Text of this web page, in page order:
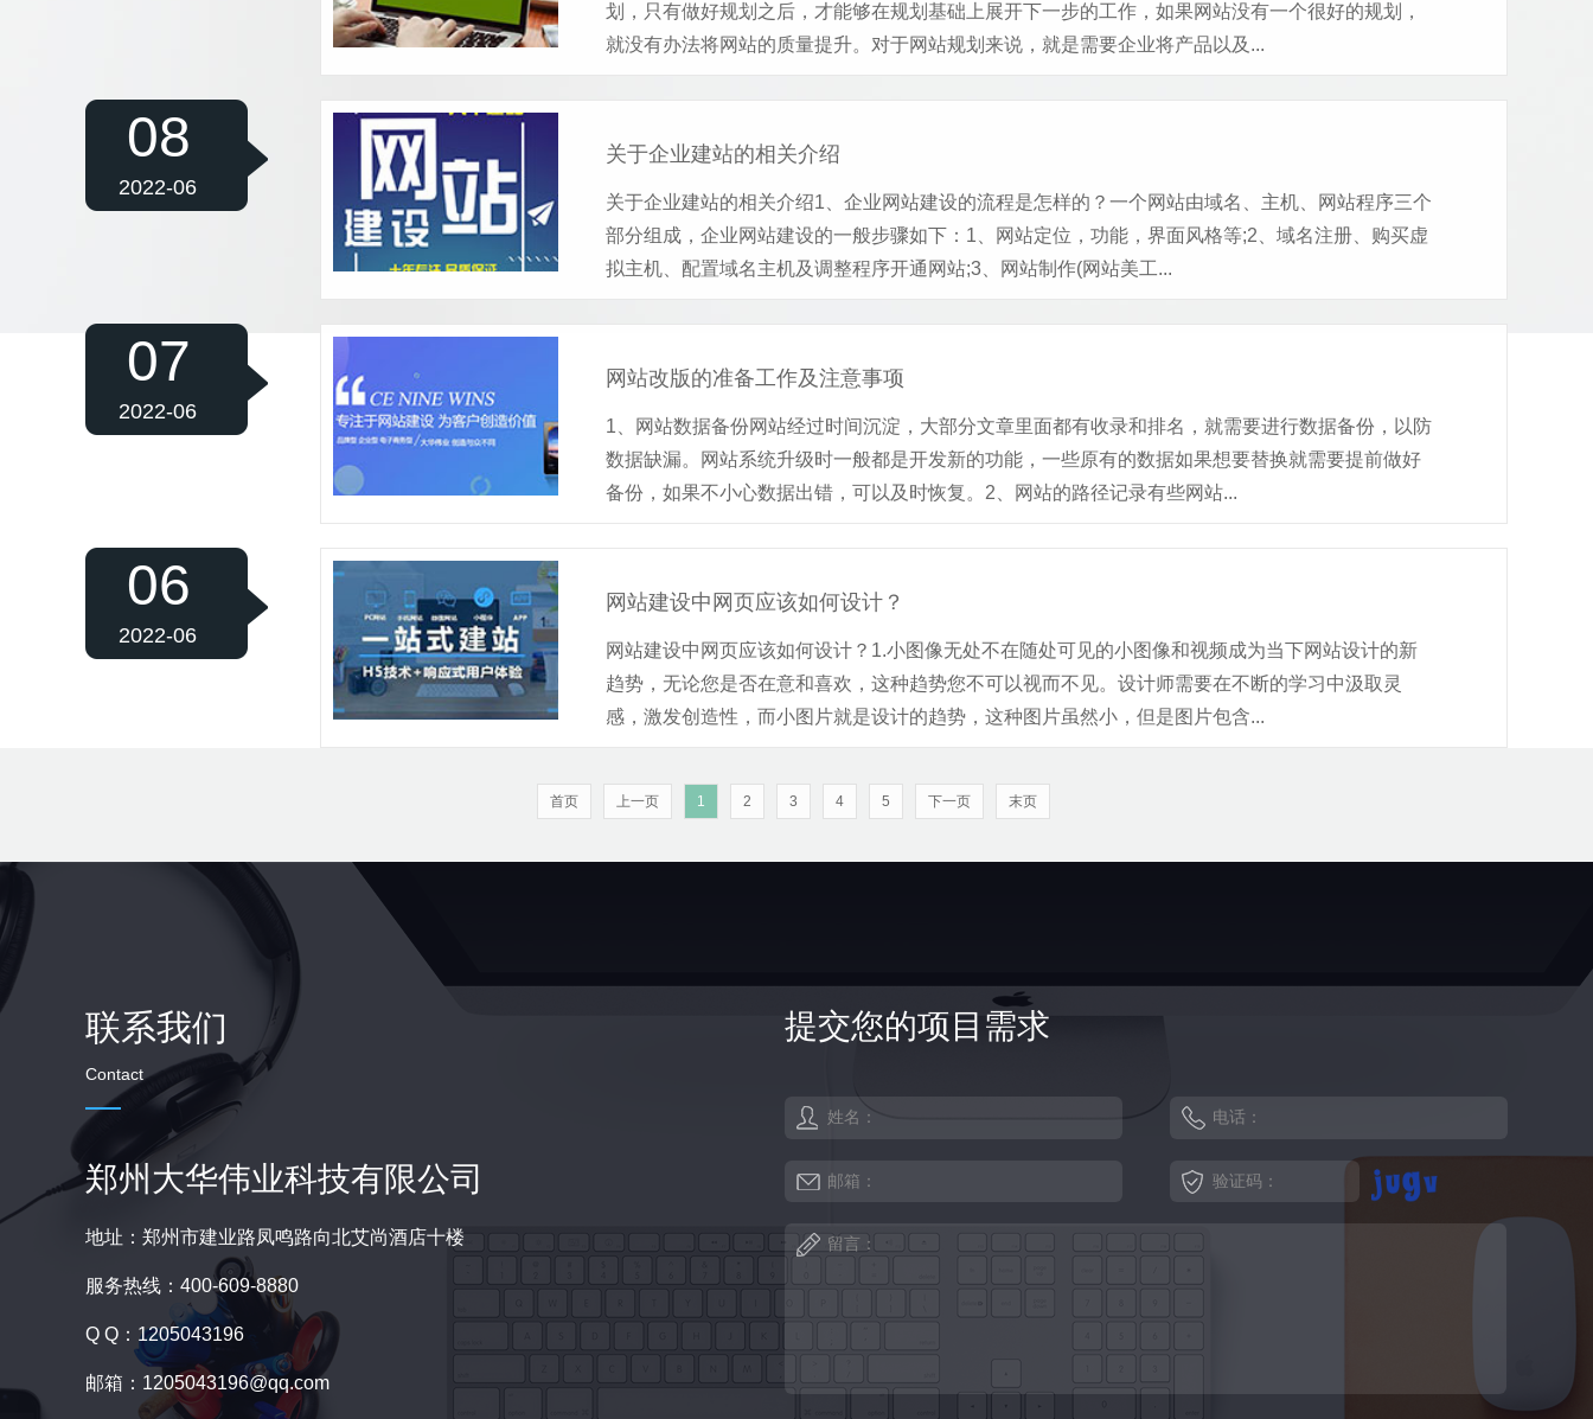
划，只有做好规划之后，才能够在规划基础上展开下一步的工作，如果网站没有一个很好的规划，
就没有办法将网站的质量提升。对于网站规划来说，就是需要企业将产品以及...
08
2022-06
关于企业建站的相关介绍
关于企业建站的相关介绍1、企业网站建设的流程是怎样的？一个网站由域名、主机、网站程序三个
部分组成，企业网站建设的一般步骤如下：1、网站定位，功能，界面风格等;2、域名注册、购买虚
拟主机、配置域名主机及调整程序开通网站;3、网站制作(网站美工...
07
2022-06
网站改版的准备工作及注意事项
1、网站数据备份网站经过时间沉淀，大部分文章里面都有收录和排名，就需要进行数据备份，以防
数据缺漏。网站系统升级时一般都是开发新的功能，一些原有的数据如果想要替换就需要提前做好
备份，如果不小心数据出错，可以及时恢复。2、网站的路径记录有些网站...
06
2022-06
网站建设中网页应该如何设计？
网站建设中网页应该如何设计？1.小图像无处不在随处可见的小图像和视频成为当下网站设计的新
趋势，无论您是否在意和喜欢，这种趋势您不可以视而不见。设计师需要在不断的学习中汲取灵
感，激发创造性，而小图片就是设计的趋势，这种图片虽然小，但是图片包含...
首页 上一页 1 2 3 4 5 下一页 末页
联系我们
Contact
郑州大华伟业科技有限公司
地址：郑州市建业路凤鸣路向北艾尚酒店十楼
服务热线：400-609-8880
Q Q：1205043196
邮箱：1205043196@qq.com
提交您的项目需求
姓名： 电话：
邮箱： 验证码：
留言：